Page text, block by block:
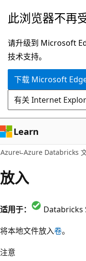
跳
主
要
内
此浏览器不再
请升级到 Microsoft
技术支持。
下载 Microsoft
有关 Internet
Learn
Azure Azure Databricks
放入
适用于：
Databricks
将本地文件放入卷。
注意